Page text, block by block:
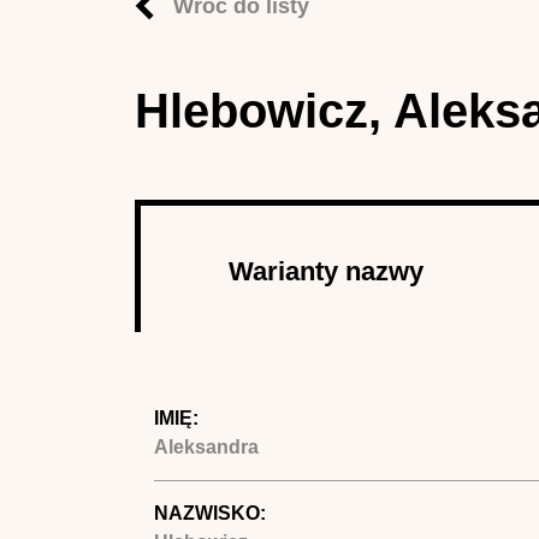
Wróć do listy
Hlebowicz,
AutorWarianty nazwy
IMIĘ:
Aleksandra
NAZWISKO: